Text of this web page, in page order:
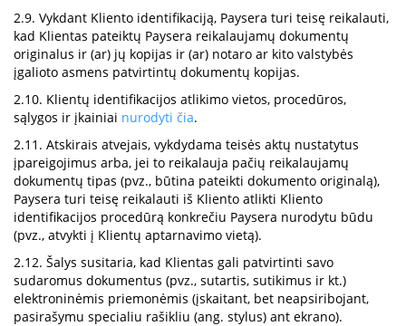
2.9. Vykdant Kliento identifikaciją, Paysera turi teisę reikalauti,
kad Klientas pateiktų Paysera reikalaujamų dokumentų
originalus ir (ar) jų kopijas ir (ar) notaro ar kito valstybės
įgalioto asmens patvirtintų dokumentų kopijas.
2.10. Klientų identifikacijos atlikimo vietos, procedūros,
sąlygos ir įkainiai nurodyti čia.
2.11. Atskirais atvejais, vykdydama teisės aktų nustatytus
įpareigojimus arba, jei to reikalauja pačių reikalaujamų
dokumentų tipas (pvz., būtina pateikti dokumento originalą),
Paysera turi teisę reikalauti iš Kliento atlikti Kliento
identifikacijos procedūrą konkrečiu Paysera nurodytu būdu
(pvz., atvykti į Klientų aptarnavimo vietą).
2.12. Šalys susitaria, kad Klientas gali patvirtinti savo
sudaromus dokumentus (pvz., sutartis, sutikimus ir kt.)
elektroninėmis priemonėmis (įskaitant, bet neapsiribojant,
pasirašymu specialiu rašikliu (ang. stylus) ant ekrano).